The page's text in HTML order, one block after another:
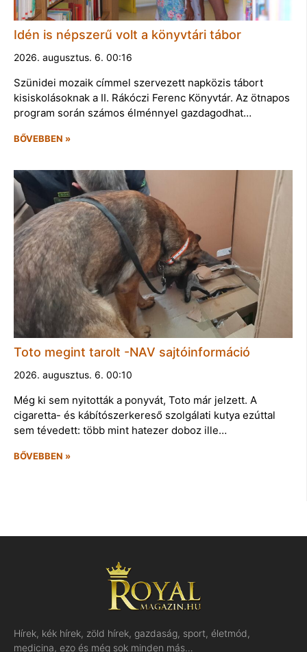
Idén is népszerű volt a könyvtári tábor
2026. augusztus. 6. 00:16
Szünidei mozaik címmel szervezett napközis tábort
kisiskolásoknak a II. Rákóczi Ferenc Könyvtár. Az ötnapos
program során számos élménnyel gazdagodhat…
BŐVEBBEN »
Toto megint tarolt -NAV sajtóinformáció
2026. augusztus. 6. 00:10
Még ki sem nyitották a ponyvát, Toto már jelzett. A
cigaretta- és kábítószerkereső szolgálati kutya ezúttal
sem tévedett: több mint hatezer doboz ille…
BŐVEBBEN »
Hírek, kék hírek, zöld hírek, gazdaság, sport, életmód,
medicina, ezo és még sok minden más…